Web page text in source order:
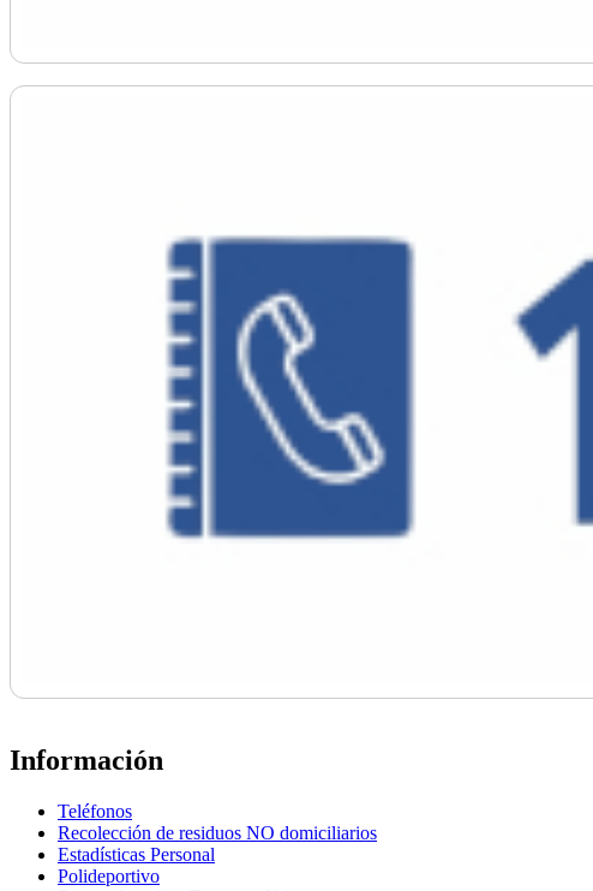
Información
Teléfonos
Recolección de residuos NO domiciliarios
Estadísticas Personal
Polideportivo